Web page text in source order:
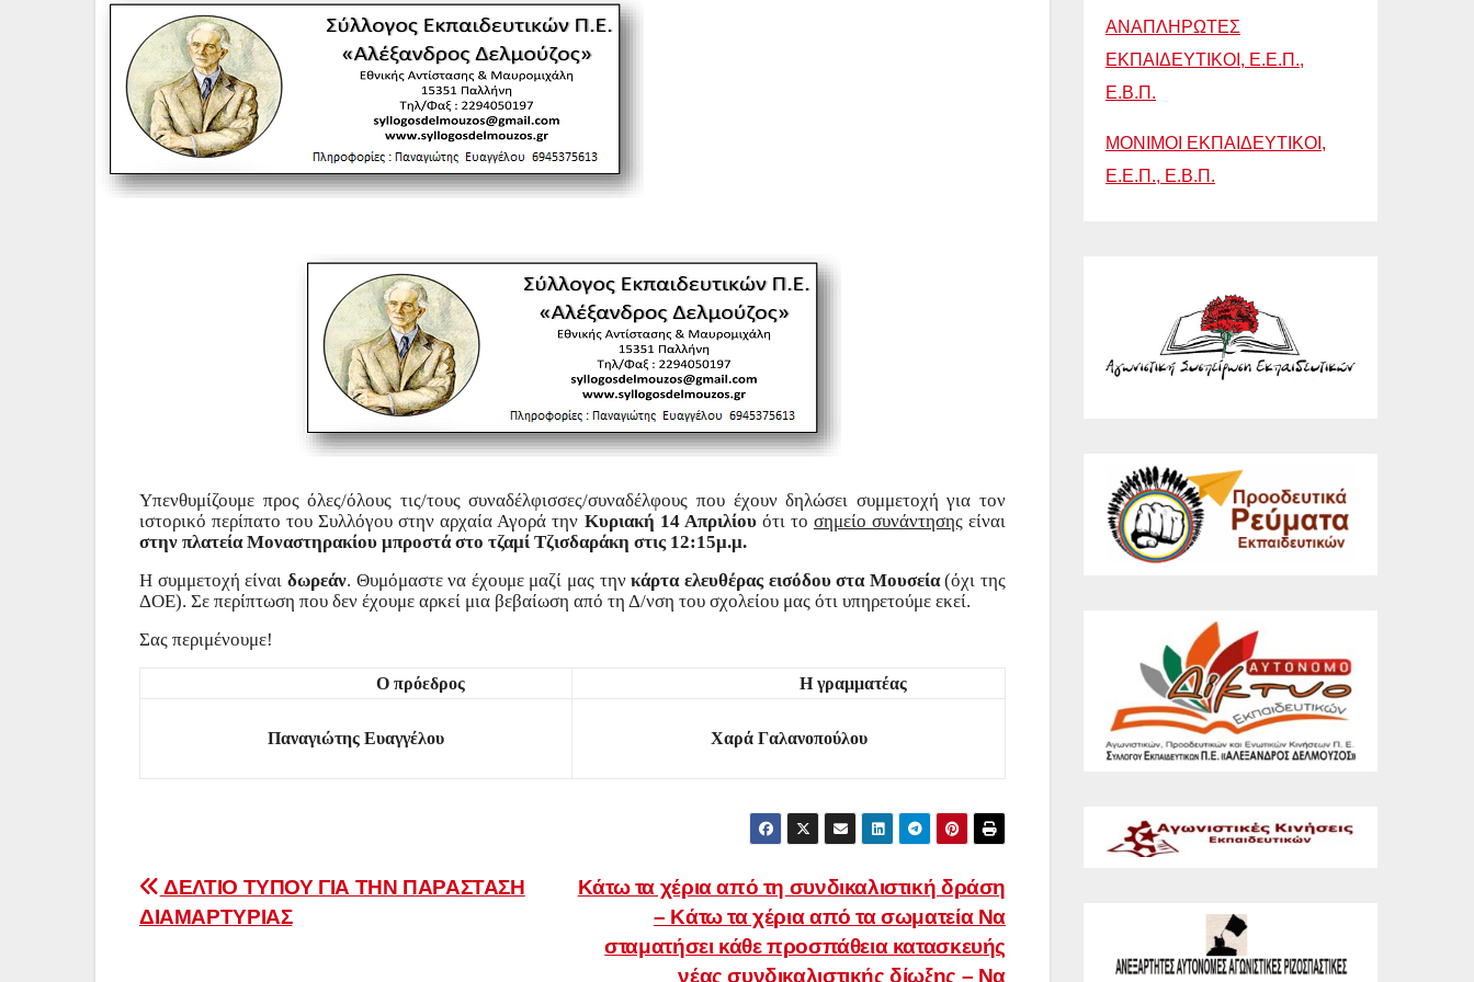
Υπενθυμίζουμε προς όλες/όλους τις/τους συναδέλφισσες/συναδέλφους που έχουν δηλώσει συμμετοχή για τον
ιστορικό περίπατο του Συλλόγου στην αρχαία Αγορά την Κυριακή 14 Απριλίουότι το σημείο συνάντησηςείναι
στην πλατεία Μοναστηρακίου μπροστά στο τζαμί Τζισδαράκη στις 12:15μ.μ.
Η συμμετοχή είναι δωρεάν. Θυμόμαστε να έχουμε μαζί μας τηνκάρτα ελευθέρας εισόδου στα Μουσεία(όχι της
ΔΟΕ). Σε περίπτωση που δεν έχουμε αρκεί μια βεβαίωση από τη Δ/νση του σχολείου μας ότι υπηρετούμε εκεί.
Σας περιμένουμε!
Ο πρόεδρος Η γραμματέας
Παναγιώτης Ευαγγέλου Χαρά Γαλανοπούλου
Πλοήγηση
άρθρων
Κάτω τα χέρια από τη συνδικαλιστική δράση
– Κάτω τα χέρια από τα σωματεία Να
σταματήσει κάθε προσπάθεια κατασκευής
νέας συνδικαλιστικής δίωξης – Να
ΔΕΛΤΙΟ ΤΥΠΟΥ ΓΙΑ ΤΗΝ ΠΑΡΑΣΤΑΣΗ
ΔΙΑΜΑΡΤΥΡΙΑΣ
ΑΝΑΠΛΗΡΩΤΕΣ
ΕΚΠΑΙΔΕΥΤΙΚΟΙ, Ε.Ε.Π.,
Ε.Β.Π.
ΜΟΝΙΜΟΙ ΕΚΠΑΙΔΕΥΤΙΚΟΙ,
Ε.Ε.Π., Ε.Β.Π.